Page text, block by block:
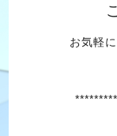
お気軽